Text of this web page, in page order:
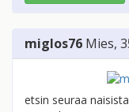
miglos76 Mies,
etsin seuraa